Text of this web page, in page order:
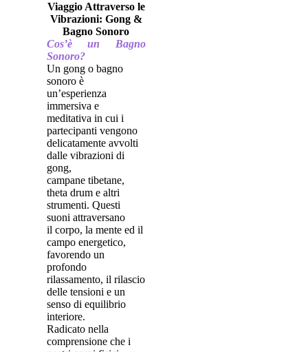
Viaggio Attraverso le
Vibrazioni: Gong &
Bagno Sonoro
Cos’è un Bagno
Sonoro?
Un gong o bagno
sonoro è
un’esperienza
immersiva e
meditativa in cui i
partecipanti vengono
delicatamente avvolti
dalle vibrazioni di
gong,
campane tibetane,
theta drum e altri
strumenti. Questi
suoni attraversano
il corpo, la mente ed il
campo energetico,
favorendo un
profondo
rilassamento, il rilascio
delle tensioni e un
senso di equilibrio
interiore.
Radicato nella
comprensione che i